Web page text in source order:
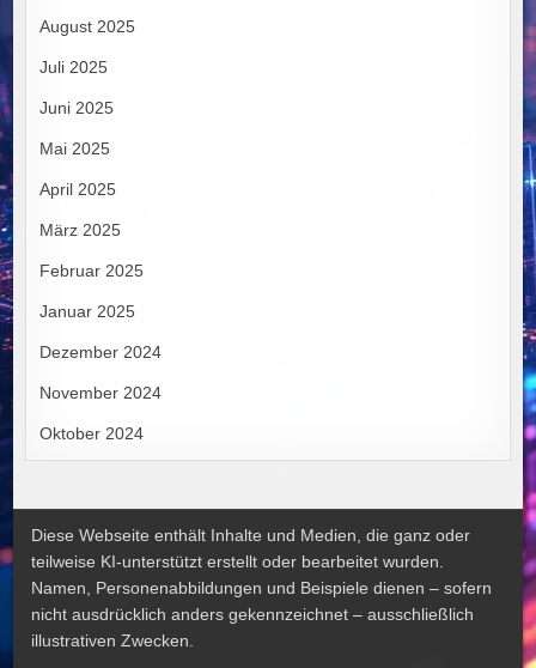
August 2025
Juli 2025
Juni 2025
Mai 2025
April 2025
März 2025
Februar 2025
Januar 2025
Dezember 2024
November 2024
Oktober 2024
Diese Webseite enthält Inhalte und Medien, die ganz oder
teilweise KI-unterstützt erstellt oder bearbeitet wurden.
Namen, Personenabbildungen und Beispiele dienen – sofern
nicht ausdrücklich anders gekennzeichnet – ausschließlich
illustrativen Zwecken.